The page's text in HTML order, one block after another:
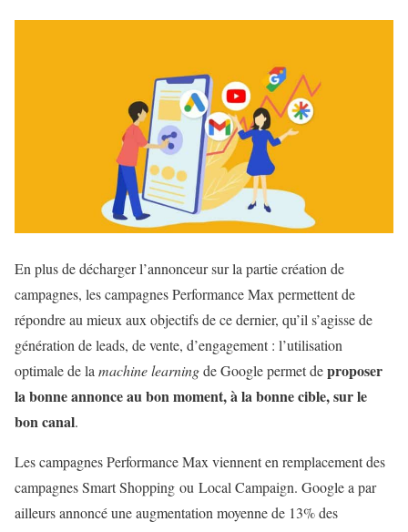
En plus de décharger l’annonceur sur la partie création de
campagnes, les campagnes Performance Max permettent de
répondre au mieux aux objectifs de ce dernier, qu’il s’agisse de
génération de leads, de vente, d’engagement : l’utilisation
optimale de la machine learningde Google permet deproposer
la bonne annonce au bon moment, à la bonne cible, sur le
bon canal.
Les campagnes Performance Max viennent en remplacement des
campagnes Smart Shopping ou Local Campaign. Google a par
ailleurs annoncé une augmentation moyenne de 13% des